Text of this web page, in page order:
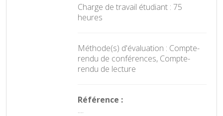
Charge de travail étudiant : 75
heures
Méthode(s) d'évaluation : Compte-
rendu de conférences, Compte-
rendu de lecture
Référence :
....